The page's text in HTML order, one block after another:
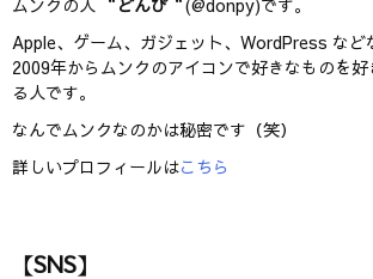
Apple、ゲーム、ガジェット、WordPress など
2009年からムンクのアイコンで好きなものを
る人です。
なんでムンクなのかは秘密です（笑）
詳しいプロフィールはこちら
【SNS】